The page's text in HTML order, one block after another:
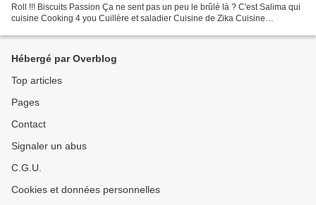
Roll !!! Biscuits Passion Ça ne sent pas un peu le brûlé là ? C'est Salima qui
cuisine Cooking 4 you Cuillère et saladier Cuisine de Zika Cuisine
Hébergé par Overblog
Top articles
Pages
Contact
Signaler un abus
C.G.U.
Cookies et données personnelles